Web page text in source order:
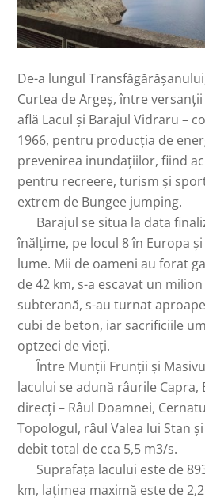
De-a lungul
Curtea de Argeș, între
află Lacul și Barajul Vidraru –
1966, pentru producția de
prevenirea inundațiilor, fiind
pentru recreere, turism și
extrem de Bungee jumping.
Barajul se situa la data
înălțime, pe locul 8 în Europa
lume. Mii de oameni au forat
de 42 km, s-a escavat un
subterană, s-au turnat
cubi de beton, iar sacrificiile
optzeci de vieți.
Între Munții Frunții și
lacului se adună râurile Capra,
direcți – Râul Doamnei,
Topologul, râul Valea lui Stan
debit total de cca 5,5 m3/s.
Suprafața lacului este de
km, lațimea maximă este de